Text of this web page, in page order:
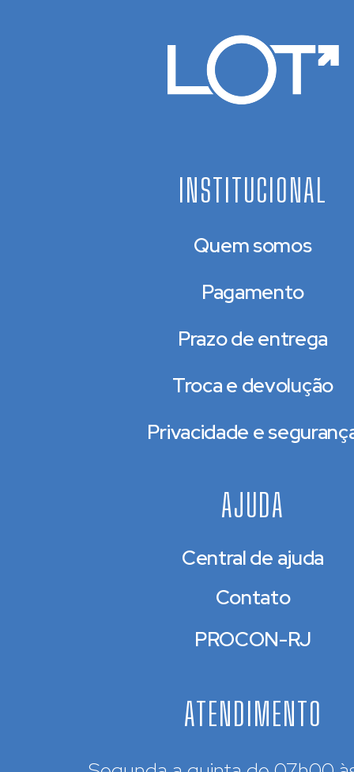
INSTITUCIONAL
Quem somos
Pagamento
Prazo de entrega
Troca e devolução
Privacidade e
AJUDA
Central de ajuda
Contato
PROCON-RJ
ATENDIMENTO